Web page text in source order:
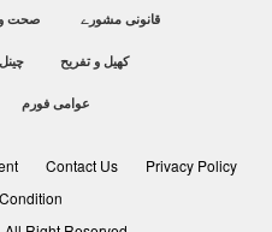
قانونی مشورے صحت
کھیل و تفریح
عوامی فورم
Contact Us
Privacy Policy